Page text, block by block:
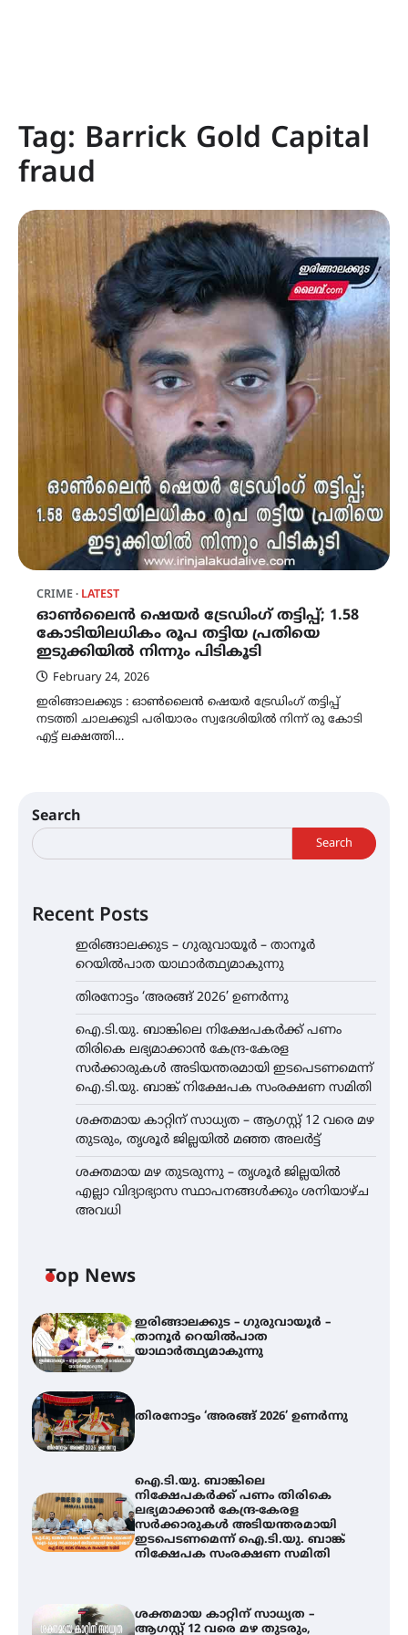
Tag: Barrick Gold Capital
fraud
CRIME LATEST
ഓൺലൈൻ ഷെയർ ട്രേഡിംഗ് തട്ടിപ്പ്; 1.58
കോടിയിലധികം രൂപ തട്ടിയ പ്രതിയെ
ഇടുക്കിയിൽ നിന്നും പിടികൂടി
February 24, 2026
ഇരിങ്ങാലക്കുട : ഓൺലൈൻ ഷെയർ ട്രേഡിംഗ് തട്ടിപ്പ്
നടത്തി ചാലക്കുടി പരിയാരം സ്വദേശിയിൽ നിന്ന് രു കോടി
എട്ട് ലക്ഷത്തി…
Search
Search
Recent Posts
ഇരിങ്ങാലക്കുട – ഗുരുവായൂർ – താനൂർ
റെയിൽപാത യാഥാർത്ഥ്യമാകുന്നു
തിരനോട്ടം ‘അരങ്ങ് 2026’ ഉണർന്നു
ഐ.ടി.യു. ബാങ്കിലെ നിക്ഷേപകർക്ക് പണം
തിരികെ ലഭ്യമാക്കാൻ കേന്ദ്ര-കേരള
സർക്കാരുകൾ അടിയന്തരമായി ഇടപെടണമെന്ന്
ഐ.ടി.യു. ബാങ്ക് നിക്ഷേപക സംരക്ഷണ സമിതി
ശക്തമായ കാറ്റിന് സാധ്യത – ആഗസ്റ്റ് 12 വരെ മഴ
തുടരും, തൃശൂർ ജില്ലയിൽ മഞ്ഞ അലർട്ട്
ശക്തമായ മഴ തുടരുന്നു – തൃശൂർ ജില്ലയിൽ
എല്ലാ വിദ്യാഭ്യാസ സ്ഥാപനങ്ങൾക്കും ശനിയാഴ്ച
അവധി
Top News
ഇരിങ്ങാലക്കുട – ഗുരുവായൂർ –
താനൂർ റെയിൽപാത
യാഥാർത്ഥ്യമാകുന്നു
തിരനോട്ടം ‘അരങ്ങ് 2026’ ഉണർന്നു
ഐ.ടി.യു. ബാങ്കിലെ
നിക്ഷേപകർക്ക് പണം തിരികെ
ലഭ്യമാക്കാൻ കേന്ദ്ര-കേരള
സർക്കാരുകൾ അടിയന്തരമായി
ഇടപെടണമെന്ന് ഐ.ടി.യു. ബാങ്ക്
നിക്ഷേപക സംരക്ഷണ സമിതി
ശക്തമായ കാറ്റിന് സാധ്യത –
ആഗസ്റ്റ് 12 വരെ മഴ തുടരും,